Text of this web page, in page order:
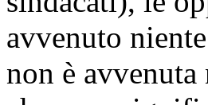
avvenuto
non è avvenuta